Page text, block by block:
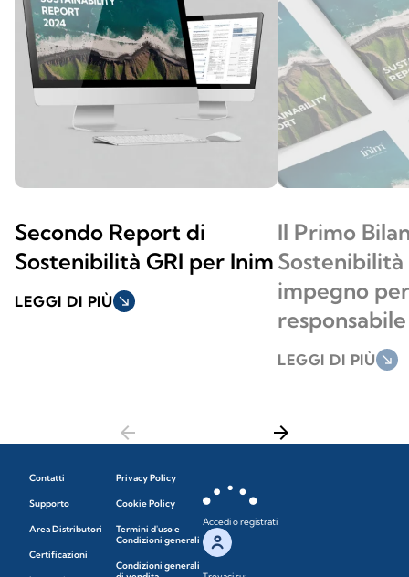
Secondo Report di
Sostenibilità GRI per Inim
LEGGI DI PIÙ south_east
Il Primo
Sostenibilità
impegno
responsabile
LEGGI DI PIÙ south_east
arrow_back arrow_forward
Contatti
Supporto
Area Distributori
Certificazioni
Privacy Policy
Cookie Policy
Termini d'uso e
Condizioni generali
Condizioni generali
Accedi o registrati